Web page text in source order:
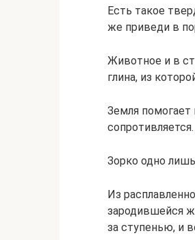
Есть такое
же приведи в
Животное и в
глина, из
Земля помогает
сопротивляется.
Зорко одно
Из
зародившейся
за ступенью, и